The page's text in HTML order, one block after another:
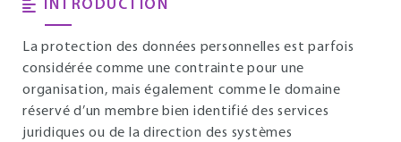
INTRODUCTION
La protection des données personnelles est parfois
considérée comme une contrainte pour une
organisation, mais également comme le domaine
réservé d’un membre bien identifié des services
juridiques ou de la direction des systèmes